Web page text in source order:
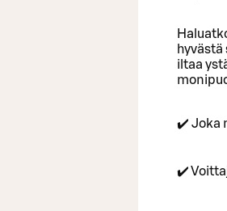
iltaa
✔️ Joka
✔️